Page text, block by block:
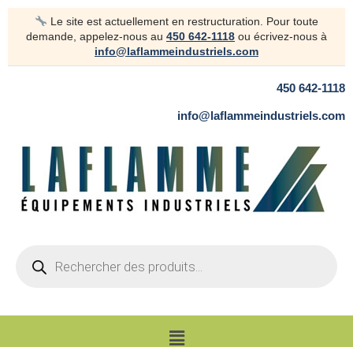
Aller
Le site est actuellement en restructuration. Pour toute
demande, appelez-nous au 450 642-1118 ou écrivez-nous à
info@laflammeindustriels.com
450 642-1118
info@laflammeindustriels.com
search
Menu